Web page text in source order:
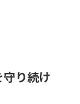
り続け